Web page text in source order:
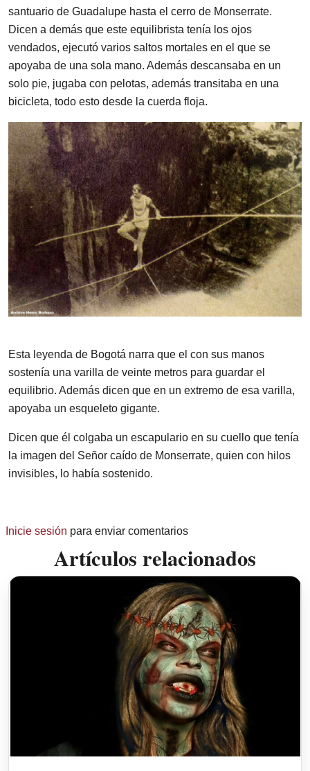
santuario de Guadalupe hasta el cerro de Monserrate.
Dicen a demás que este equilibrista tenía los ojos
vendados, ejecutó varios saltos mortales en el que se
apoyaba de una sola mano. Además descansaba en un
solo pie, jugaba con pelotas, además transitaba en una
bicicleta, todo esto desde la cuerda floja.
Esta leyenda de Bogotá narra que el con sus manos
sostenía una varilla de veinte metros para guardar el
equilibrio. Además dicen que en un extremo de esa varilla,
apoyaba un esqueleto gigante.
Dicen que él colgaba un escapulario en su cuello que tenía
la imagen del Señor caído de Monserrate, quien con hilos
invisibles, lo había sostenido.
Inicie sesión para enviar comentarios
Artículos relacionados